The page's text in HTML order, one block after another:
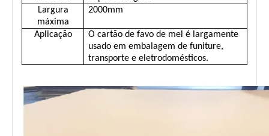
Largura
máxima
2000mm
Aplicação
O cartão de favo de mel é largamente
usado em embalagem de funiture,
transporte e eletrodomésticos.